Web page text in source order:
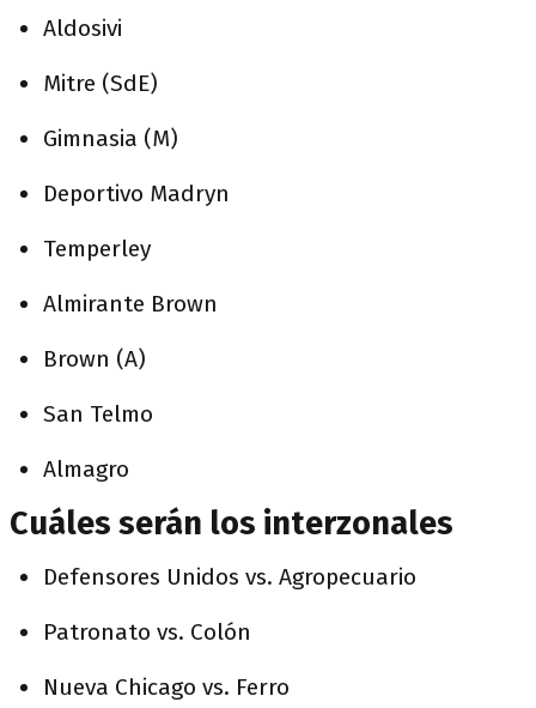
Aldosivi
Mitre (SdE)
Gimnasia (M)
Deportivo Madryn
Temperley
Almirante Brown
Brown (A)
San Telmo
Almagro
Cuáles serán los interzonales
Defensores Unidos vs. Agropecuario
Patronato vs. Colón
Nueva Chicago vs. Ferro